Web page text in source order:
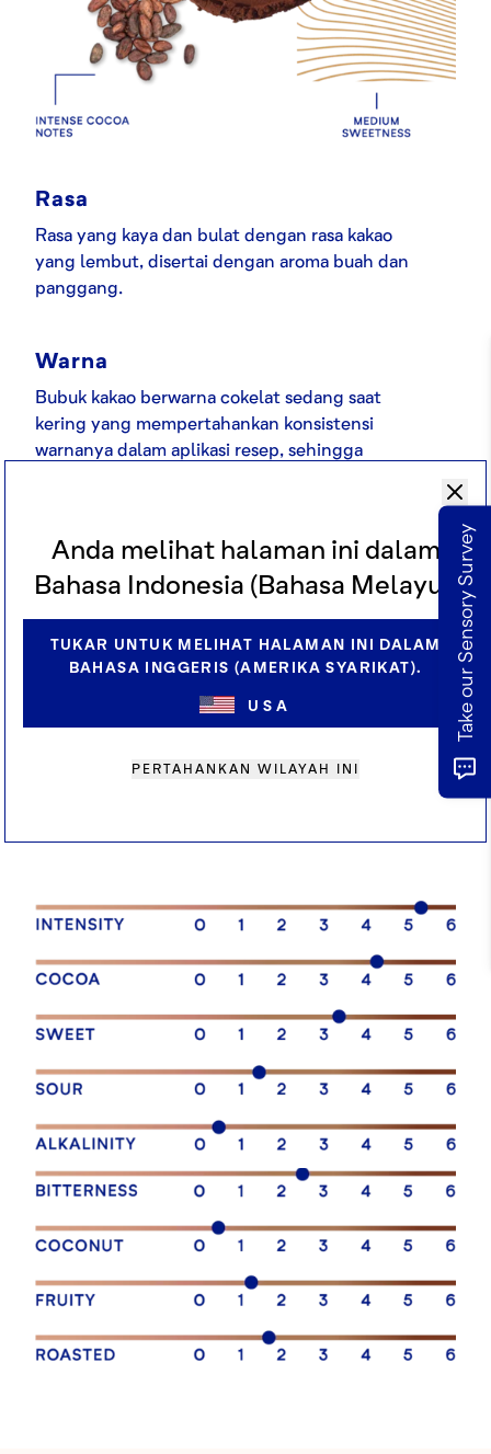
Anda melihat halaman ini dalam
Bahasa Indonesia (Bahasa Melayu).
TUKAR UNTUK MELIHAT HALAMAN INI DALAM
BAHASA INGGERIS (AMERIKA SYARIKAT).
USA
PERTAHANKAN WILAYAH INI
Rasa
Rasa yang kaya dan bulat dengan rasa kakao
yang lembut, disertai dengan aroma buah dan
panggang.
Warna
Bubuk kakao berwarna cokelat sedang saat
kering yang mempertahankan konsistensi
warnanya dalam aplikasi resep, sehingga
Pemakaian
Bubuk kakao ini unggul dalam resep yang
dalam resep akhir. Bekerja dengan sangat baik
di berbagai aplikasi termasuk produk susu,
makanan penutup yang lembut, dan resep es
Take our Sensory Survey